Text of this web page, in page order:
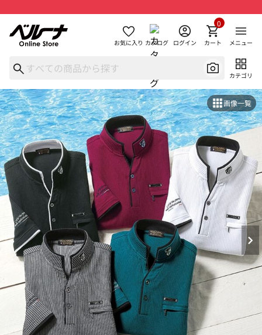
お気に入り カタログ ログイン カート
0
メニュー
カテゴリ
画像一覧